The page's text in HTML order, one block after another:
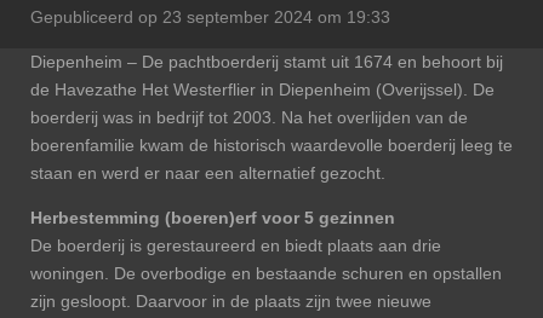
Gepubliceerd op 23 september 2024 om 19:33
Diepenheim – De pachtboerderij stamt uit 1674 en behoort bij
de Havezathe Het Westerflier in Diepenheim (Overijssel). De
boerderij was in bedrijf tot 2003. Na het overlijden van de
boerenfamilie kwam de historisch waardevolle boerderij leeg te
staan en werd er naar een alternatief gezocht.
Herbestemming (boeren)erf voor 5 gezinnen
De boerderij is gerestaureerd en biedt plaats aan drie
woningen. De overbodige en bestaande schuren en opstallen
zijn gesloopt. Daarvoor in de plaats zijn twee nieuwe